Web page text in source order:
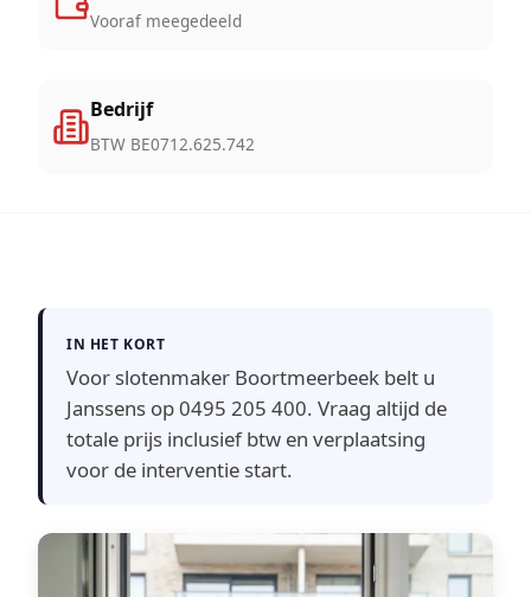
Vooraf meegedeeld
Bedrijf
BTW BE0712.625.742
IN HET KORT
Voor slotenmaker Boortmeerbeek belt u
Janssens op 0495 205 400. Vraag altijd de
totale prijs inclusief btw en verplaatsing
voor de interventie start.